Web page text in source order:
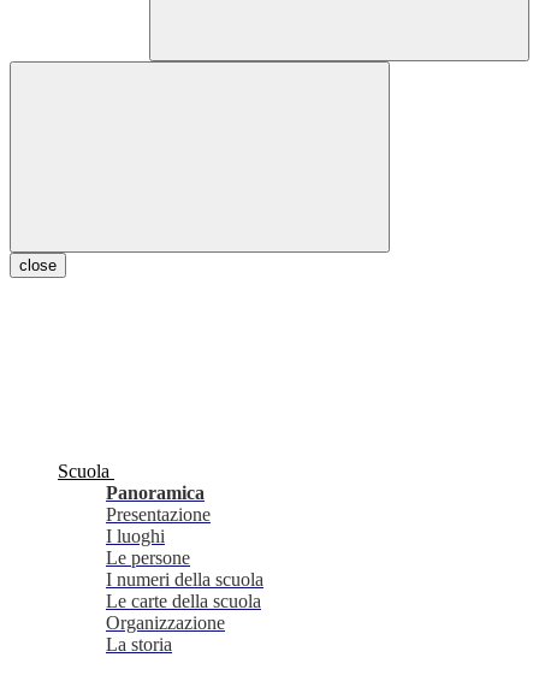
close
Scuola
Panoramica
Presentazione
I luoghi
Le persone
I numeri della scuola
Le carte della scuola
Organizzazione
La storia